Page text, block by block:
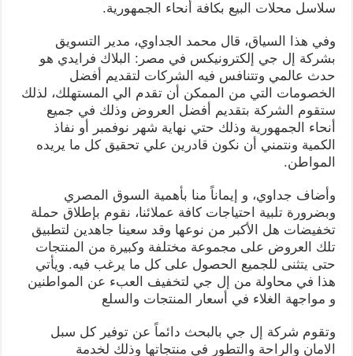
سلاسل محلات البيع بكافة أنحاء الجمهورية.
وفي هذا السياق، قال محمد الجداوي، مدير التسويق
بشركة إل جي إلكترونيكس في مصر: البلاك فرايدي هو
حدث عالمي وتتنافس فيه الشركات لتقديم أفضل
الخصومات التي من الممكن أن تقدم الي المستهلك، لذلك
ستقوم الشركة بتقديم أفضل العروض وذلك في جميع
أنحاء الجمهورية وذلك حتي نهاية شهر نوفمبر أو نفاذ
الكمية ونتمني أن نكون قادرين علي تحقيق كل ما يريده
المواطن.
وأضاف جداوي، و إيماناً منا بأهمية السوق المصري
وبضرورة تلبية احتياجات كافة عملائنا، نقوم بإطلاق حملة
تخفيضات هل الأكبر من نوعها وقد سعينا جاهدين لتطبيق
تلك العروض على مجموعة مختلفة وكبيرة من المنتجات
حتى يتثنى للجميع الحصول على كل ما يرغب فيه. ويأتي
هذا في محاولة من إل جي لتخفيف العبء عن المواطنين
و مواجهة الغلاء في أسعار المنتجات والسلع
وتقوم شركة إل جي بالبحث دائماً عن توفير كل سبل
الامان والراحة والتطور في منتجاتها وذلك لخدمة